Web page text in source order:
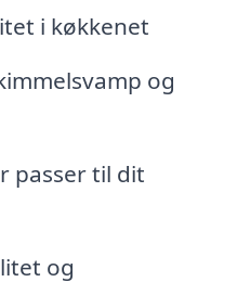
i køkkenet
og
passer til dit
og